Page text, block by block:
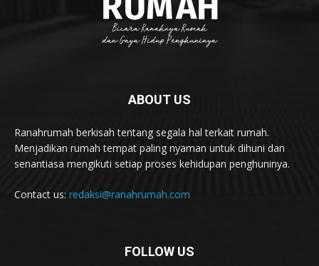
ABOUT US
Ranahrumah berkisah tentang segala hal terkait rumah.
Menjadikan rumah tempat paling nyaman untuk dihuni dan
senantiasa mengikuti setiap proses kehidupan penghuninya.
Contact us: redaksi@ranahrumah.com
FOLLOW US